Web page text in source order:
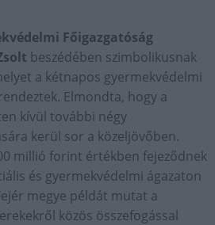
Főigazgatóság
beszédében szimbolikusnak
a kétnapos gyermekvédelmi
Elmondta, hogy a
kívül további négy
kerül sor a közeljövőben.
millió forint értékben fejeződnek
és gyermekvédelmi ágazaton
megye példát mutat a
közös összefogással